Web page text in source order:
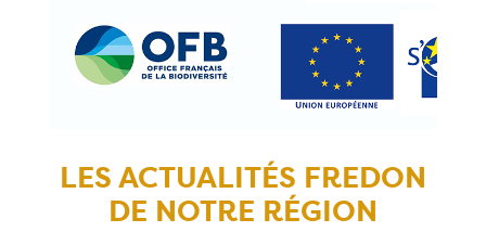
LES ACTUALITÉS FREDON
DE NOTRE RÉGION